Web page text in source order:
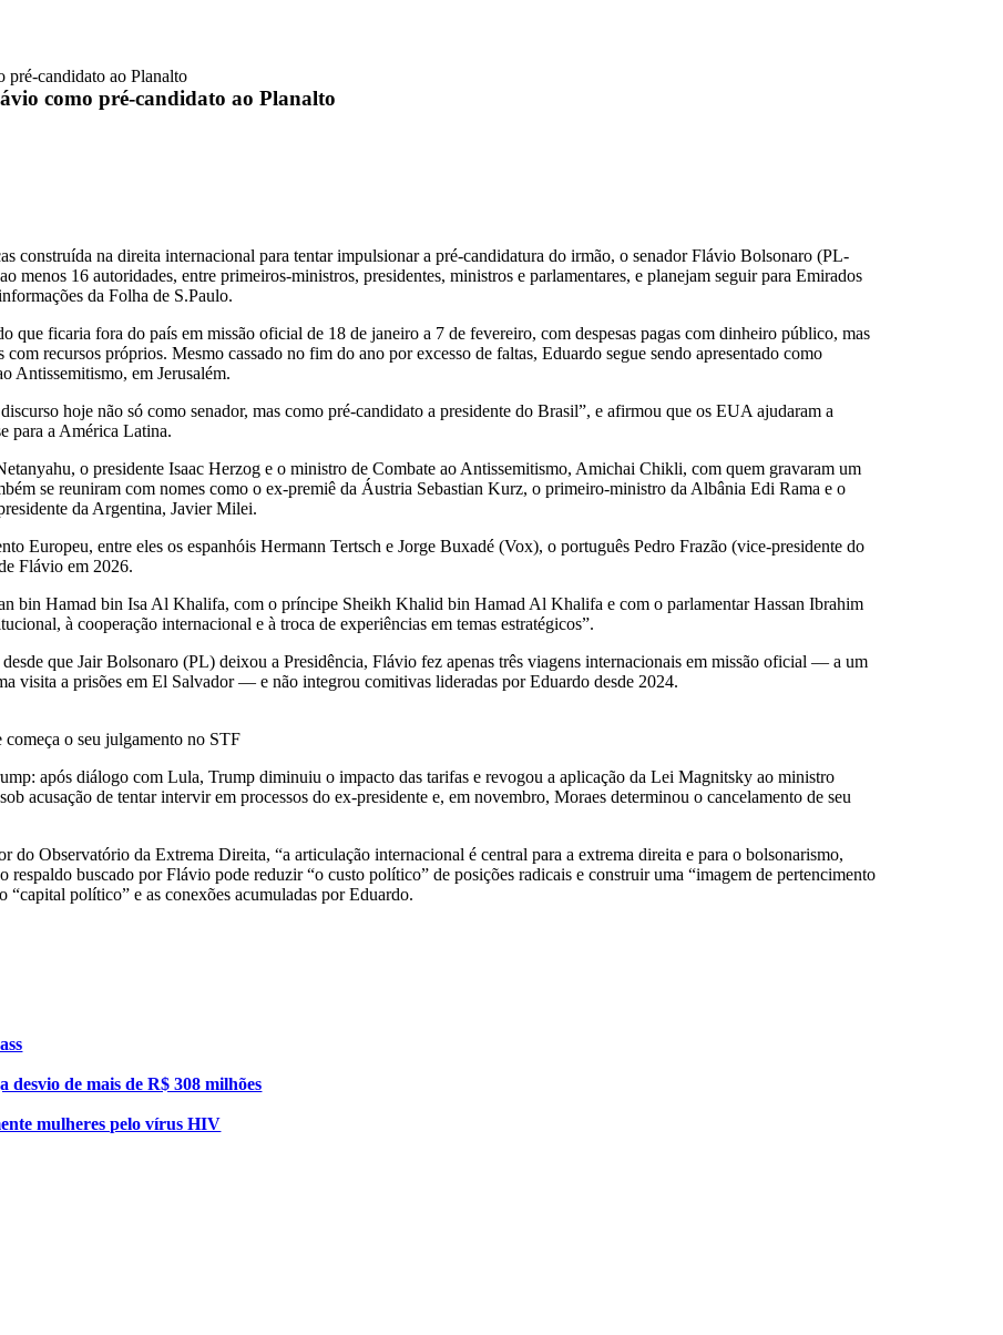
pré-candidato ao Planalto
como pré-candidato ao Planalto
construída na direita internacional para tentar impulsionar a pré-candidatura do irmão, o senador Flávio Bolsonaro (PL-
menos 16 autoridades, entre primeiros-ministros, presidentes, ministros e parlamentares, e planejam seguir para Emirados
da Folha de S.Paulo.
ficaria fora do país em missão oficial de 18 de janeiro a 7 de fevereiro, com despesas pagas com dinheiro público, mas
recursos próprios. Mesmo cassado no fim do ano por excesso de faltas, Eduardo segue sendo apresentado como
Antissemitismo, em Jerusalém.
hoje não só como senador, mas como pré-candidato a presidente do Brasil”, e afirmou que os EUA ajudaram a
para a América Latina.
o presidente Isaac Herzog e o ministro de Combate ao Antissemitismo, Amichai Chikli, com quem gravaram um
se reuniram com nomes como o ex-premiê da Áustria Sebastian Kurz, o primeiro-ministro da Albânia Edi Rama e o
da Argentina, Javier Milei.
Europeu, entre eles os espanhóis Hermann Tertsch e Jorge Buxadé (Vox), o português Pedro Frazão (vice-presidente do
Flávio em 2026.
bin Hamad bin Isa Al Khalifa, com o príncipe Sheikh Khalid bin Hamad Al Khalifa e com o parlamentar Hassan Ibrahim
à cooperação internacional e à troca de experiências em temas estratégicos”.
que Jair Bolsonaro (PL) deixou a Presidência, Flávio fez apenas três viagens internacionais em missão oficial — a um
visita a prisões em El Salvador — e não integrou comitivas lideradas por Eduardo desde 2024.
o seu julgamento no STF
após diálogo com Lula, Trump diminuiu o impacto das tarifas e revogou a aplicação da Lei Magnitsky ao ministro
acusação de tentar intervir em processos do ex-presidente e, em novembro, Moraes determinou o cancelamento de seu
do Observatório da Extrema Direita, “a articulação internacional é central para a extrema direita e para o bolsonarismo,
buscado por Flávio pode reduzir “o custo político” de posições radicais e construir uma “imagem de pertencimento
político” e as conexões acumuladas por Eduardo.
desvio de mais de R$ 308 milhões
mulheres pelo vírus HIV